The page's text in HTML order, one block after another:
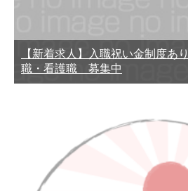
【新着求人】入職祝い金制度
職・看護職 募集中